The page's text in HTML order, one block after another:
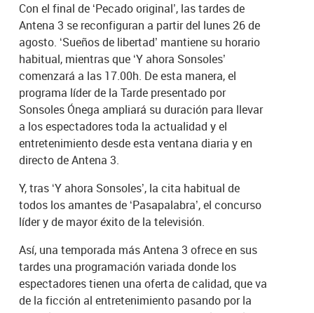
Con el final de ‘Pecado original’, las tardes de
Antena 3 se reconfiguran a partir del lunes 26 de
agosto. ‘Sueños de libertad’ mantiene su horario
habitual, mientras que ‘Y ahora Sonsoles’
comenzará a las 17.00h. De esta manera, el
programa líder de la Tarde presentado por
Sonsoles Ónega ampliará su duración para llevar
a los espectadores toda la actualidad y el
entretenimiento desde esta ventana diaria y en
directo de Antena 3.
Y, tras ‘Y ahora Sonsoles’, la cita habitual de
todos los amantes de ‘Pasapalabra’, el concurso
líder y de mayor éxito de la televisión.
Así, una temporada más Antena 3 ofrece en sus
tardes una programación variada donde los
espectadores tienen una oferta de calidad, que va
de la ficción al entretenimiento pasando por la